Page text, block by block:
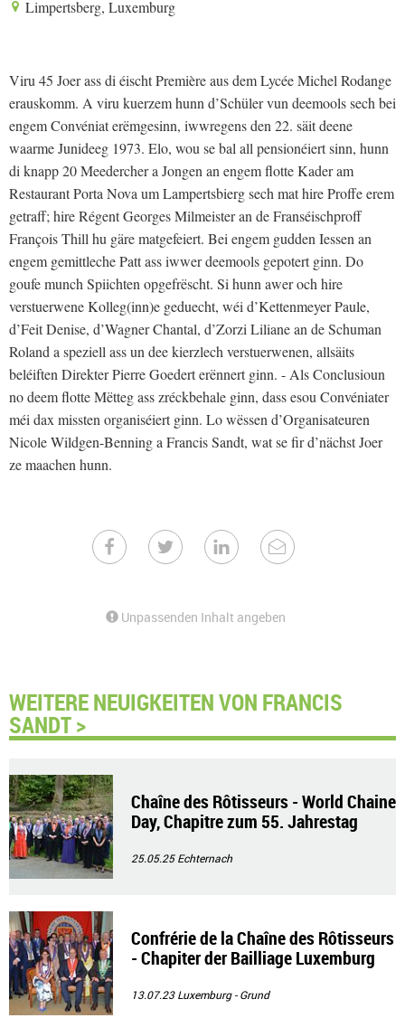
Limpertsberg, Luxemburg
Viru 45 Joer ass di éischt Première aus dem Lycée Michel Rodange
erauskomm. A viru kuerzem hunn d’Schüler vun deemools sech bei
engem Convéniat erëmgesinn, iwwregens den 22. säit deene
waarme Junideeg 1973. Elo, wou se bal all pensionéiert sinn, hunn
di knapp 20 Meedercher a Jongen an engem flotte Kader am
Restaurant Porta Nova um Lampertsbierg sech mat hire Proffe erem
getraff; hire Régent Georges Milmeister an de Franséischproff
François Thill hu gäre matgefeiert. Bei engem gudden Iessen an
engem gemittleche Patt ass iwwer deemools gepotert ginn. Do
goufe munch Spiichten opgefrëscht. Si hunn awer och hire
verstuerwene Kolleg(inn)e geduecht, wéi d’Kettenmeyer Paule,
d’Feit Denise, d’Wagner Chantal, d’Zorzi Liliane an de Schuman
Roland a speziell ass un dee kierzlech verstuerwenen, allsäits
beléiften Direkter Pierre Goedert erënnert ginn. - Als Conclusioun
no deem flotte Mëtteg ass zréckbehale ginn, dass esou Convéniater
méi dax missten organiséiert ginn. Lo wëssen d’Organisateuren
Nicole Wildgen-Benning a Francis Sandt, wat se fir d’nächst Joer
ze maachen hunn.
Unpassenden Inhalt angeben
WEITERE NEUIGKEITEN VON FRANCIS
SANDT >
Chaîne des Rôtisseurs - World Chaine
Day, Chapitre zum 55. Jahrestag
25.05.25Echternach
Confrérie de la Chaîne des Rôtisseurs
- Chapiter der Bailliage Luxemburg
13.07.23Luxemburg - Grund